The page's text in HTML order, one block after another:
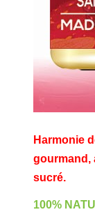
Harmonie
gourmand,
sucré.
100%